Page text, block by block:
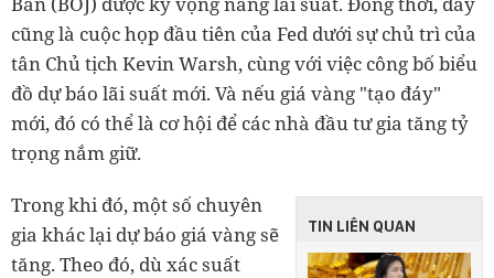
cũng là cuộc họp đầu tiên của Fed dưới sự chủ trì của
tân Chủ tịch Kevin Warsh, cùng với việc công bố biểu
đồ dự báo lãi suất mới. Và nếu giá vàng "tạo đáy"
mới, đó có thể là cơ hội để các nhà đầu tư gia tăng tỷ
trọng nắm giữ.
TIN LIÊN QUAN
Trong khi đó, một số chuyên
gia khác lại dự báo giá vàng sẽ
tăng. Theo đó, dù xác suất